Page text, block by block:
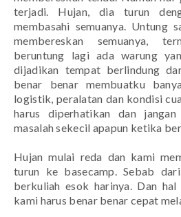
terjadi. Hujan, dia turun
membasahi semuanya. Untung
membereskan semuanya,
beruntung lagi ada warung
dijadikan tempat berlindung
benar benar membuatku
logistik, peralatan dan kondisi
harus diperhatikan dan jangan
masalah sekecil apapun ketika
Hujan mulai reda dan kami
turun ke basecamp. Sebab
berkuliah esok harinya. Dan
kami harus benar benar cepat